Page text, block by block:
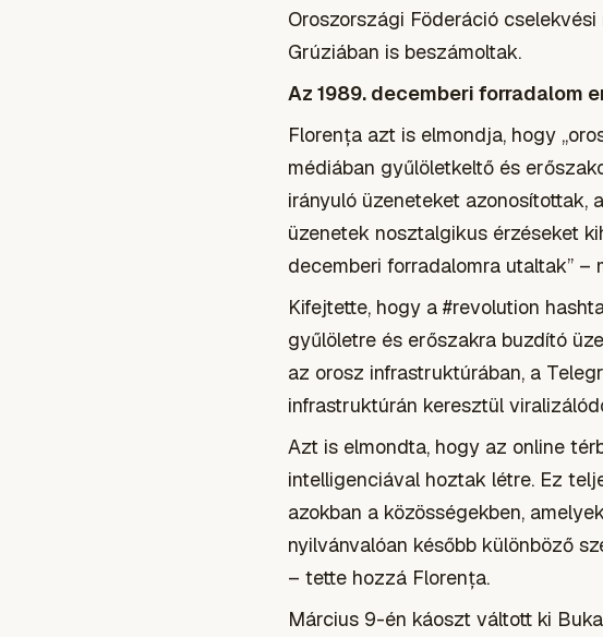
Oroszországi Föderáció
Grúziában is beszámoltak.
Az 1989. decemberi forradalom
Florența azt is elmondja, hogy
médiában gyűlöletkeltő és
irányuló üzeneteket azonosítottak,
üzenetek nosztalgikus érzéseket
decemberi forradalomra utaltak” –
Kifejtette, hogy a #revolution
gyűlöletre és erőszakra buzdító
az orosz infrastruktúrában, a
infrastruktúrán keresztül
Azt is elmondta, hogy az online
intelligenciával hoztak létre. Ez
azokban a közösségekben,
nyilvánvalóan később különböző
– tette hozzá Florența.
Március 9-én káoszt váltott ki